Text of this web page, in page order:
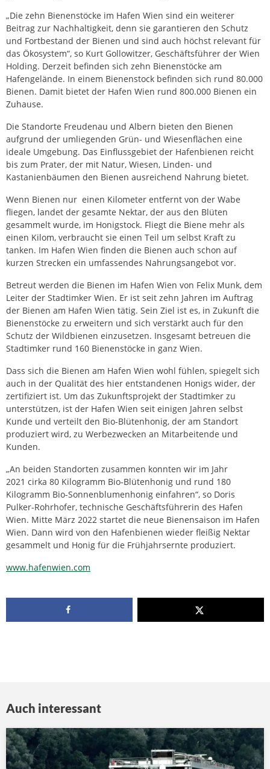
„Die zehn Bienenstöcke im Hafen Wien sind ein weiterer
Beitrag zur Nachhaltigkeit, denn sie garantieren den Schutz
und Fortbestand der Bienen und sind auch höchst relevant für
das Ökosystem“, so Kurt Gollowitzer, Geschäftsführer der Wien
Holding. Derzeit befinden sich zehn Bienenstöcke am
Hafengelände. In einem Bienenstock befinden sich rund 80.000
Bienen. Damit bietet der Hafen Wien rund 800.000 Bienen ein
Zuhause.
Die Standorte Freudenau und Albern bieten den Bienen
aufgrund der umliegenden Grün- und Wiesenflächen eine
ideale Umgebung. Das Einflussgebiet der Hafenbienen reicht
bis zum Prater, der mit Natur, Wiesen, Linden- und
Kastanienbäumen den Bienen ausreichend Nahrung bietet.
Wenn Bienen nur einen Kilometer entfernt von der Wabe
fliegen, landet der gesamte Nektar, der aus den Blüten
gesammelt wurde, im Honigstock. Fliegt die Biene mehr als
einen Kilom, verbraucht sie einen Teil um selbst Kraft zu
tanken. Im Hafen Wien finden die Bienen auch schon auf
kurzen Strecken ein umfassendes Nahrungsangebot vor.
Betreut werden die Bienen im Hafen Wien von Felix Munk, dem
Leiter der Stadtimker Wien. Er ist seit zehn Jahren im Auftrag
der Bienen am Hafen Wien tätig. Sein Ziel ist es, in Zukunft die
Bienenstöcke zu erweitern und sich verstärkt auch für den
Schutz der Wildbienen einzusetzen. Insgesamt betreuen die
Stadtimker rund 160 Bienenstöcke in ganz Wien.
Dass sich die Bienen am Hafen Wien wohl fühlen, spiegelt sich
auch in der Qualität des hier entstandenen Honigs wider, der
zertifiziert ist. Um das Zukunftsprojekt der Stadtimker zu
unterstützen, ist der Hafen Wien seit einigen Jahren selbst
Kunde und verteilt den Bio-Blütenhonig, der am Standort
produziert wird, zu Werbezwecken an Mitarbeitende und
Kunden.
„An beiden Standorten zusammen konnten wir im Jahr
2021 cirka 80 Kilogramm Bio-Blütenhonig und rund 180
Kilogramm Bio-Sonnenblumenhonig einfahren“, so Doris
Pulker-Rohrhofer, technische Geschäftsführerin des Hafen
Wien. Mitte März 2022 startet die neue Bienensaison im Hafen
Wien. Dann wird von den Hafenbienen wieder fleißig Nektar
gesammelt und Honig für die Frühjahrsernte produziert.
www.hafenwien.com
Auch interessant